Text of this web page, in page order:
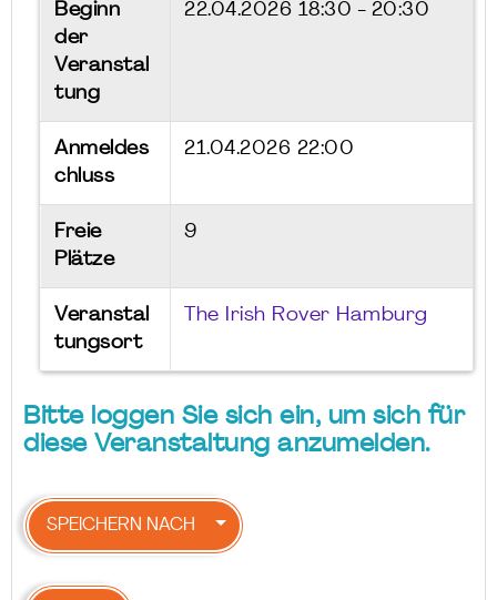
Beginn
der
Veranstal
tung
22.04.2026 18:30 - 20:30
Anmeldes
chluss
21.04.2026 22:00
Freie
Plätze
9
Veranstal
tungsort
The Irish Rover Hamburg
Bitte loggen Sie sich ein, um sich für
diese Veranstaltung anzumelden.
SPEICHERN NACH